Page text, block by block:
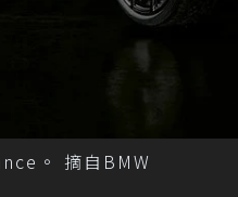
。 摘自BMW